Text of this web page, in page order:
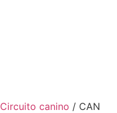
Circuito canino / CAN